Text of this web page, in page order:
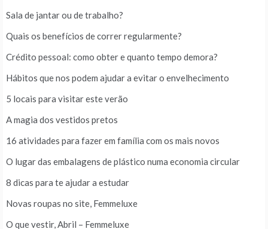
Sala de jantar ou de trabalho?
Quais os benefícios de correr regularmente?
Crédito pessoal: como obter e quanto tempo demora?
Hábitos que nos podem ajudar a evitar o envelhecimento
5 locais para visitar este verão
A magia dos vestidos pretos
16 atividades para fazer em família com os mais novos
O lugar das embalagens de plástico numa economia circular
8 dicas para te ajudar a estudar
Novas roupas no site, Femmeluxe
O que vestir, Abril – Femmeluxe